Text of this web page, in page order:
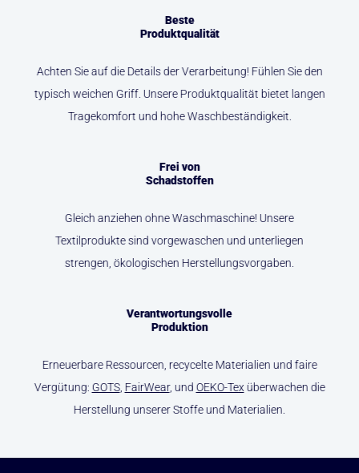
Beste
Produktqualität
Achten Sie auf die Details der Verarbeitung! Fühlen Sie den
typisch weichen Griff. Unsere Produktqualität bietet langen
Tragekomfort und hohe Waschbeständigkeit.
Frei von
Schadstoffen
Gleich anziehen ohne Waschmaschine! Unsere
Textilprodukte sind vorgewaschen und unterliegen
strengen, ökologischen Herstellungsvorgaben.
Verantwortungsvolle
Produktion
Erneuerbare Ressourcen, recycelte Materialien und faire
Vergütung: GOTS, FairWear, und OEKO-Texüberwachen die
Herstellung unserer Stoffe und Materialien.